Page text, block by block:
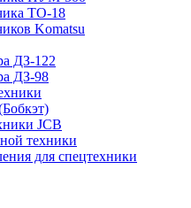
ТО-18
Komatsu
ДЗ-122
ДЗ-98
JCB
техники
для спецтехники